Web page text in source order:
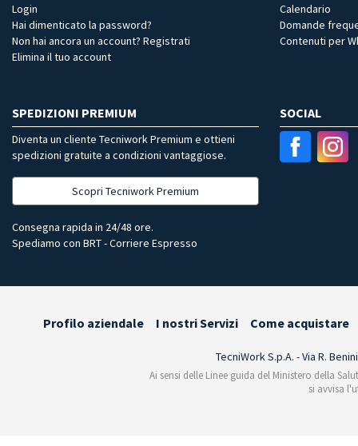
Login
Hai dimenticato la password?
Non hai ancora un account? Registrati
Elimina il tuo account
Calendario
Domande
Contenuti per
SPEDIZIONI PREMIUM
Diventa un cliente Tecniwork Premium e ottieni
spedizioni gratuite a condizioni vantaggiose.
Scopri Tecniwork Premium
Consegna rapida in 24/48 ore.
Spediamo con BRT - Corriere Espresso
SOCIAL
Profilo aziendale I nostri Servizi Come acquistare
TecniWork S.p.A. - Via R.
Ai sensi delle Linee guida del Ministero della
si avvisa